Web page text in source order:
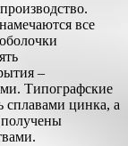
все
–
Типографские
сплавами цинка, а
получены